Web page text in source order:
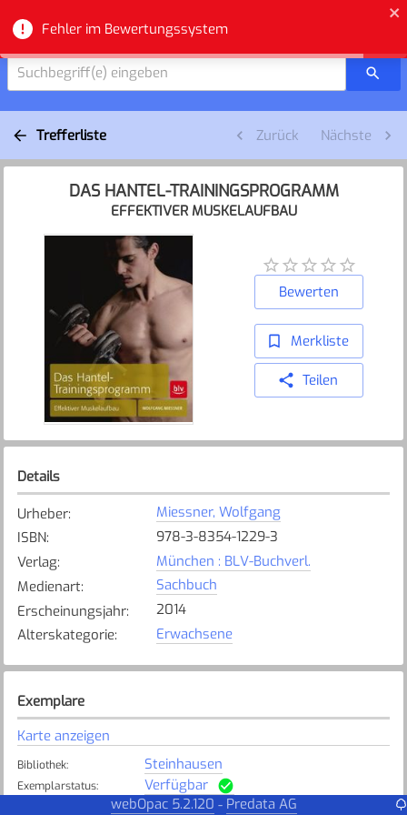
Fehler im Bewertungssystem
Zuger Bibliotheken - Suche
Suchbegriff(e) eingeben
Trefferliste Zurück Nächste
DAS HANTEL-TRAININGSPROGRAMM
EFFEKTIVER MUSKELAUFBAU
Bewerten
Merkliste
Teilen
Details
Urheber:
Miessner, Wolfgang
ISBN:
978-3-8354-1229-3
Verlag:
München : BLV-Buchverl.
Medienart:
Sachbuch
Erscheinungsjahr:
2014
Alterskategorie: Erwachsene
Exemplare
Karte anzeigen
Bibliothek: Steinhausen
Exemplarstatus:
Verfügbar
webOpac 5.2.120 - Predata AG